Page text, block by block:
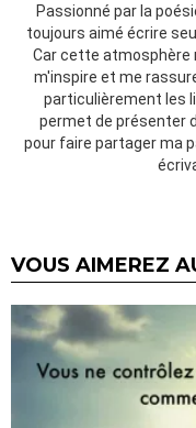
Passionné par la
toujours aimé écrire
Car cette atmosphère
m'inspire et me
particulièrement les
permet de présenter
pour faire partager ma
VOUS AIMEREZ